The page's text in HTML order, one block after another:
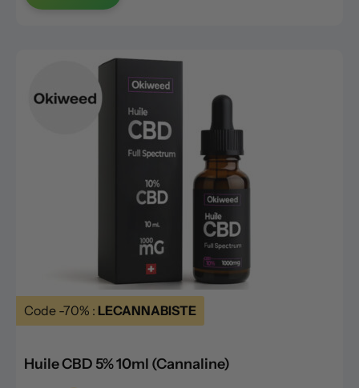
Code -70% : LECANNABISTE
Huile CBD 5% 10ml (Cannaline)